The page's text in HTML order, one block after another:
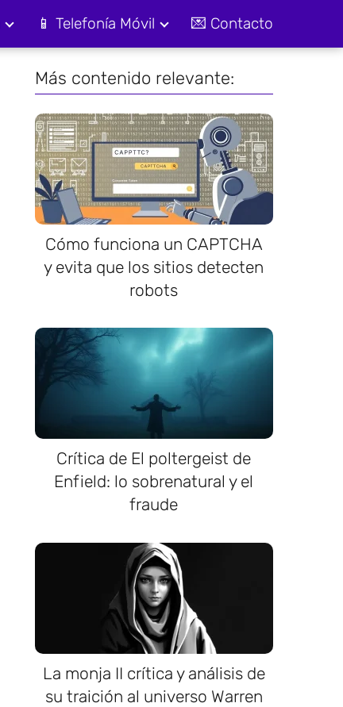
📱 Telefonía Móvil 💌 Contacto
Más contenido relevante:
Cómo funciona un CAPTCHA
y evita que los sitios detecten
robots
Crítica de El poltergeist de
Enfield: lo sobrenatural y el
fraude
La monja II crítica y análisis de
su traición al universo Warren